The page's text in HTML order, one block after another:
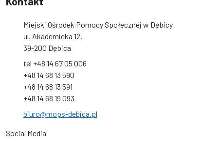
Miejski Ośrodek Pomocy Społecznej w Dębicy
ul. Akademicka 12,
39-200 Dębica
tel +48 14 67 05 006
+48 14 68 13 590
+48 14 68 13 591
+48 14 68 19 093
biuro@mops-debica.pl
Social Media